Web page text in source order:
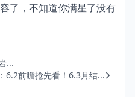
了，不知道你满星了没有
...
6.2前瞻抢先看！6.3月结...